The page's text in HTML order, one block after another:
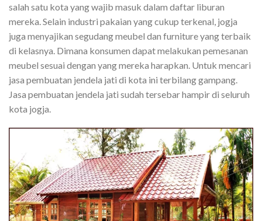
salah satu kota yang wajib masuk dalam daftar liburan
mereka. Selain industri pakaian yang cukup terkenal, jogja
juga menyajikan segudang meubel dan furniture yang terbaik
di kelasnya. Dimana konsumen dapat melakukan pemesanan
meubel sesuai dengan yang mereka harapkan. Untuk mencari
jasa pembuatan jendela jati di kota ini terbilang gampang.
Jasa pembuatan jendela jati sudah tersebar hampir di seluruh
kota jogja.